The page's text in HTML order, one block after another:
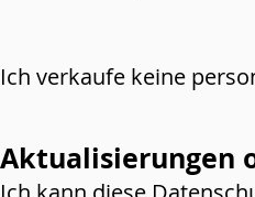
Ich verkaufe keine
Aktualisierungen